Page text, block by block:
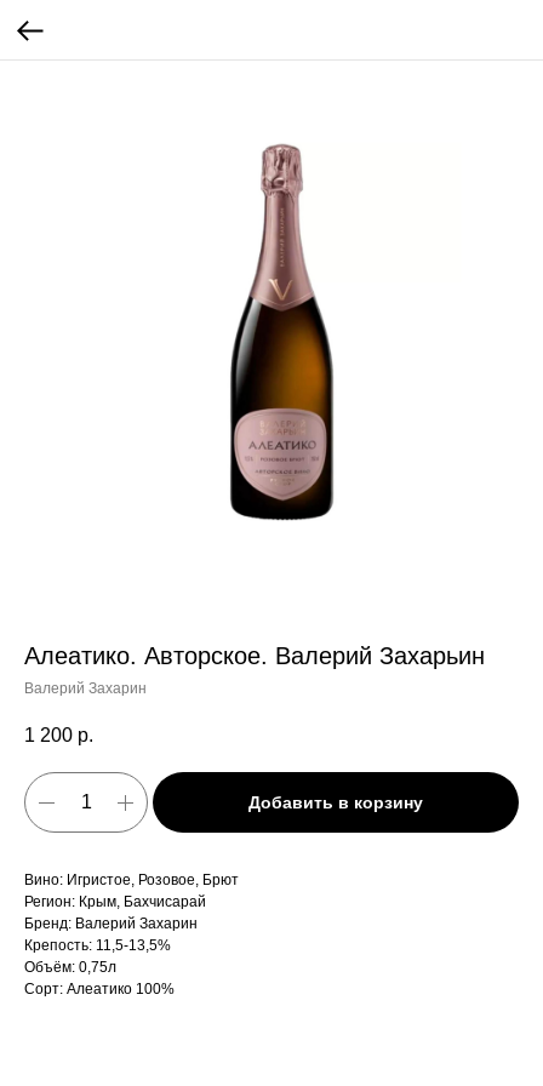
Алеатико. Авторское. Валерий Захарьин
Валерий Захарин
1 200 р.
Добавить в корзину
Вино: Игристое, Розовое, Брют
Регион: Крым, Бахчисарай
Бренд: Валерий Захарин
Крепость: 11,5-13,5%
Объём: 0,75л
Сорт: Алеатико 100%